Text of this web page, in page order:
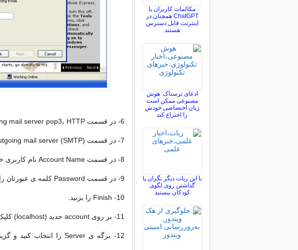
6- در قسمت localhost، Incoming mail server pop3، HTTP و یا IMAP را وارد کنید.
7- در قسمت localhost، Outgoing mail server (SMTP) را وارد کنید و Next را بزنید.
8- در قسمت Account Name نام کاربری خود را وارد کنید.
9- در قسمت Password کلمه ی عبورتان را وارد کنید و Next کنید.
10- Finish را بزنید.
11- بر روی account جدید (localhost) کلیک کنید و Properties را بزنید.
مکالمات کاربران با
ChatGPT همچنان در
اینترنت قابل دسترس
هستند
ادعای ترسناک: هوش
مصنوعی ممکن است
زبان اختصاصی خودش
را اختراع کند
با این ربات دیگر نگران پا
گذاشتن روی لگوی
کودکان نیستید